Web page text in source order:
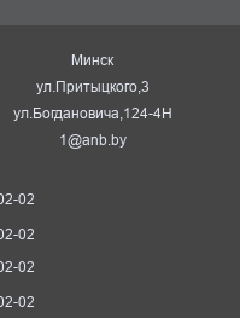
Минск
ул.Притыцкого,3
ул.Богдановича,124-4Н
1@anb.by
02
02
02
02